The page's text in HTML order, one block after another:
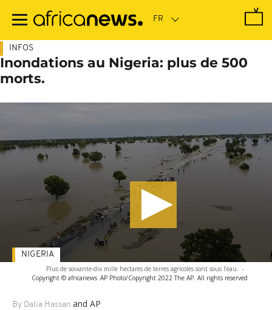
contenu
INFOS
Inondations au Nigeria: plus de 500
morts.
Plus de soixante-dix mille hectares de terres agricoles sont sous l’eau. -
Copyright © africanews AP Photo/Copyright 2022 The AP. All rights reserved
By Dalia Hassan and AP
NIGERIA